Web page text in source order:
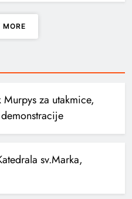
MORE
za utakmice,
sv.Marka,